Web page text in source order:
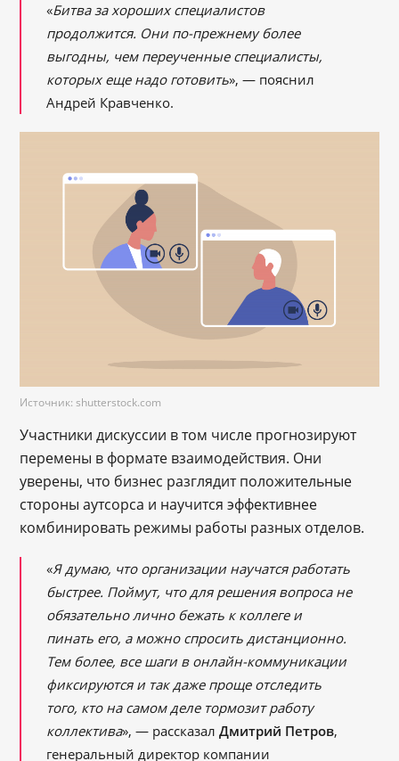
«Битва за хороших специалистов
продолжится. Они по-прежнему более
выгодны, чем переученные специалисты,
которых еще надо готовить», — пояснил
Андрей Кравченко.
Источник: shutterstock.com
Участники дискуссии в том числе прогнозируют
перемены в формате взаимодействия. Они
уверены, что бизнес разглядит положительные
стороны аутсорса и научится эффективнее
комбинировать режимы работы разных отделов.
«Я думаю, что организации научатся работать
быстрее. Поймут, что для решения вопроса не
обязательно лично бежать к коллеге и
пинать его, а можно спросить дистанционно.
Тем более, все шаги в онлайн-коммуникации
фиксируются и так даже проще отследить
того, кто на самом деле тормозит работу
коллектива», — рассказалДмитрий Петров,
генеральный директор компании